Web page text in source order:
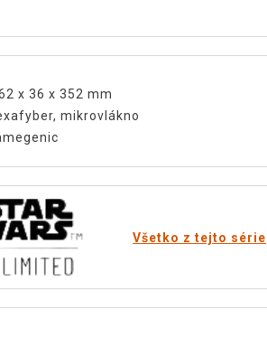
x 36 x 352 mm
mikrovlákno
Všetko z tejto série